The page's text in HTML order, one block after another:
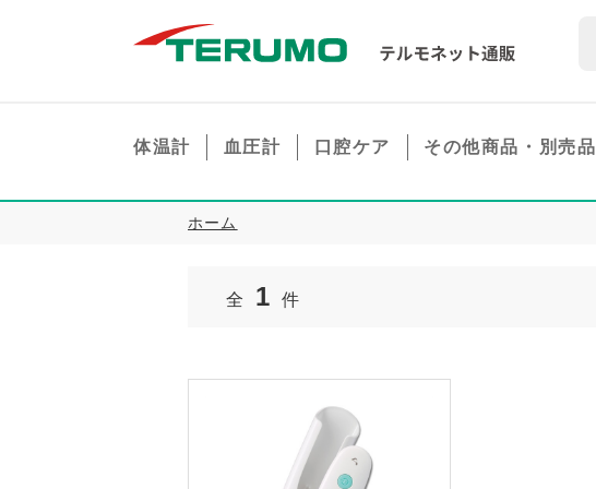
体温計 血圧計 口腔ケア その他商品・ 別売品
ホーム
全 1 件